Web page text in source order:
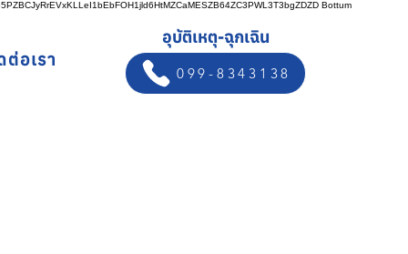
Bottum
ต่อเรา
อุบัติเหตุ-ฉุกเฉิน
099-8343138